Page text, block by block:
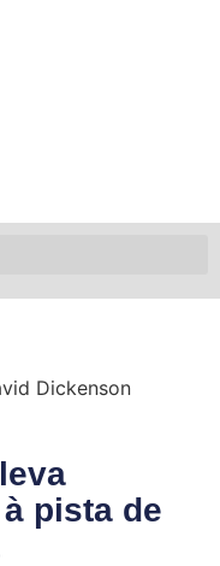
pista de